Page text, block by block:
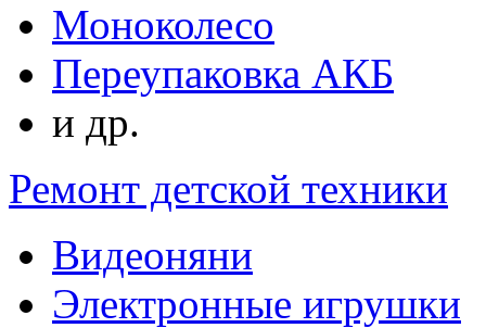
Моноколесо
Переупаковка АКБ
и др.
Ремонт детской техники
Видеоняни
Электронные игрушки